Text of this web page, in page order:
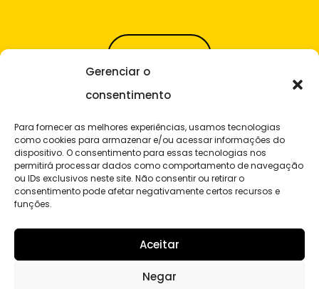
Gerenciar o
consentimento
Para fornecer as melhores experiências, usamos tecnologias
como cookies para armazenar e/ou acessar informações do
dispositivo. O consentimento para essas tecnologias nos
permitirá processar dados como comportamento de navegação
ou IDs exclusivos neste site. Não consentir ou retirar o
consentimento pode afetar negativamente certos recursos e
funções.
Aceitar
Negar
E-mail
contato@widedigital.com.br
Av.Almirante Julio de Sá
Bierrenbach, 200
Bloco 1A INDIC / 6º andar
Barra da Tijuca / RJ